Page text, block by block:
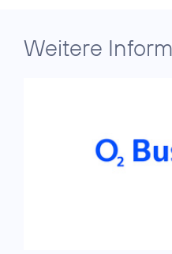
Weitere